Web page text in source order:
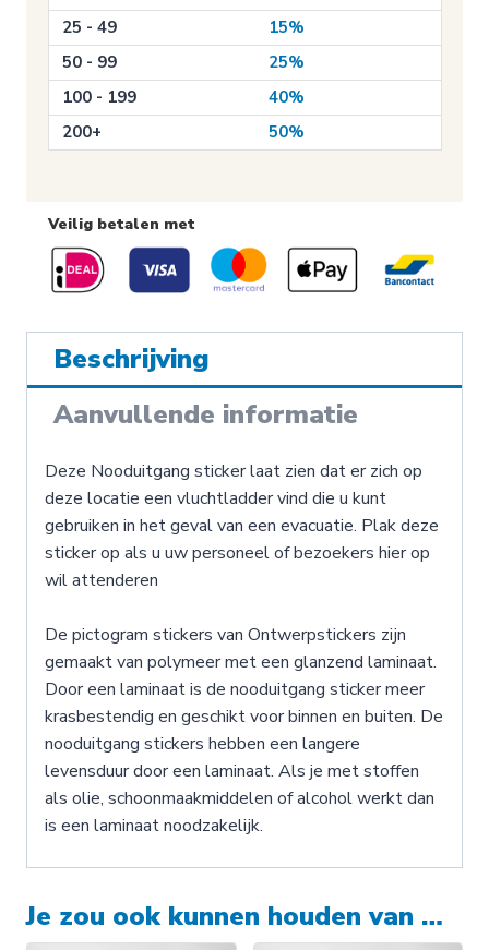
25 - 49
15%
50 - 99
25%
100 - 199
40%
200+
50%
Veilig betalen met
Beschrijving
Aanvullende informatie
Deze Nooduitgang sticker laat zien dat er zich op
deze locatie een vluchtladder vind die u kunt
gebruiken in het geval van een evacuatie. Plak deze
sticker op als u uw personeel of bezoekers hier op
wil attenderen
De pictogram stickers van Ontwerpstickers zijn
gemaakt van polymeer met een glanzend laminaat.
Door een laminaat is de nooduitgang sticker meer
krasbestendig en geschikt voor binnen en buiten. De
nooduitgang stickers hebben een langere
levensduur door een laminaat. Als je met stoffen
als olie, schoonmaakmiddelen of alcohol werkt dan
is een laminaat noodzakelijk.
Je zou ook kunnen houden van …